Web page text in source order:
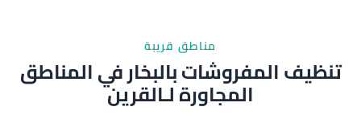
مناطق قريبة
تنظيف المفروشات بالبخار في المناطق
المجاورة لـالقرين